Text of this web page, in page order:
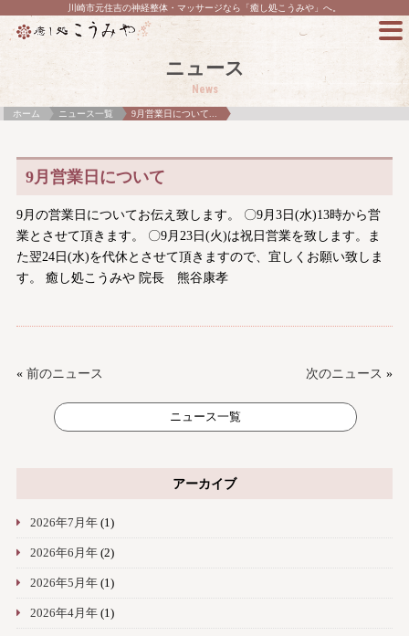
川崎市元住吉の神経整体・マッサージなら「癒し処こうみや」へ。
ニュース
News
ホーム ニュース一覧 9月営業日について...
9月営業日について
9月の営業日についてお伝え致します。 〇9月3日(水)13時から営
業とさせて頂きます。 〇9月23日(火)は祝日営業を致します。ま
た翌24日(水)を代休とさせて頂きますので、宜しくお願い致しま
す。 癒し処こうみや 院長 熊谷康孝
« 前のニュース 次のニュース »
ニュース一覧
アーカイブ
2026年7月年(1)
2026年6月年(2)
2026年5月年(1)
2026年4月年(1)